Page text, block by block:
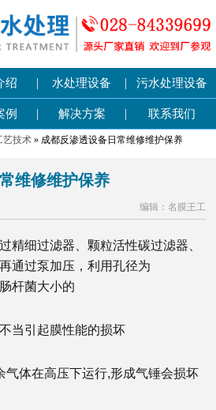
绍 | 水处理设备 | 污水处理设备
例 | 解决方案 | 联系我们
艺技术 » 成都反渗透设备日常维修维护保养
维修维护保养
编辑：名膜王工
精细过滤器、颗粒活性碳过滤器、
通过泵加压，利用孔径为
杆菌大小的
当引起膜性能的损坏
气体在高压下运行,形成气锤会损坏